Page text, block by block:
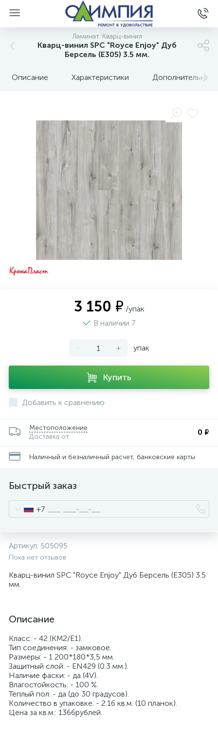
Ламинат. Кварц-винил
Кварц-винил SPC "Royce Enjoy" Дуб
Берсель (Е305) 3.5 мм.
Описание Характеристики Дополнительные
3 150 ₽ /упак
В наличии 7
- + упак
Купить
Добавить к сравнению
Местоположение
Доставка от
0 ₽
Наличный и безналичный расчет, банковские карты
Быстрый заказ
+7
Артикул: 505095
Пока нет отзывов
Кварц-винил SPC "Royce Enjoy" Дуб Берсель (Е305) 3.5
мм.
Описание
Класс: - 42 (КМ2/Е1).
Тип соединения: - замковое.
Размеры: - 1 200*180*3,5 мм.
Защитный слой: - EN429 (0.3 мм.).
Наличие фаски: - да (4V).
Влагостойкость: - 100 %.
Теплый пол: - да (до 30 градусов).
Количество в упаковке: - 2.16 кв.м. (10 планок).
Цена за кв.м.: 1366рублей.